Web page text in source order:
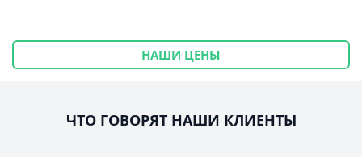
НАШИ ЦЕНЫ
ЧТО ГОВОРЯТ НАШИ КЛИЕНТЫ